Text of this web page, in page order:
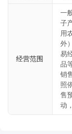
经营范围
一
子
用
外
易
品
销
照
售
动